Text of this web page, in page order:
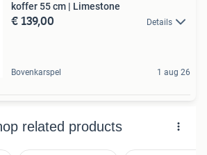
koffer 55 cm | Limestone
€ 139,00 Details
Bovenkarspel 1 aug 26